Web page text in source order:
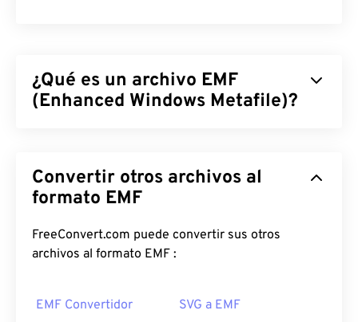
¿Qué es un archivo EMF
(Enhanced Windows Metafile)?
descendiente delFormato de Metarchivo de
Windows (WMF). Con una paleta de colores
dispositivo, el EMF supone una mejora respecto al
formato de archivo de 16 bits de WMF.
Convertir otros archivos al
formato EMF
FreeConvert.com puede convertir sus otros
archivos al formato EMF :
EMF Convertidor SVG a EMF